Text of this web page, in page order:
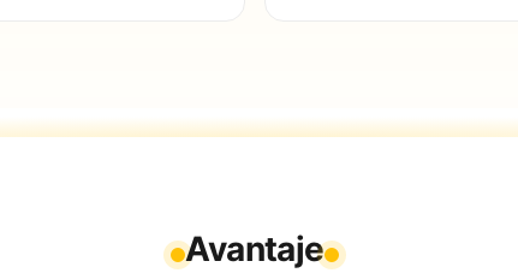
Avantaje